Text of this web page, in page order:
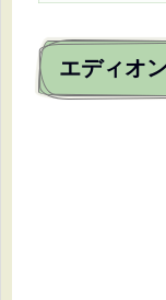
エディオ